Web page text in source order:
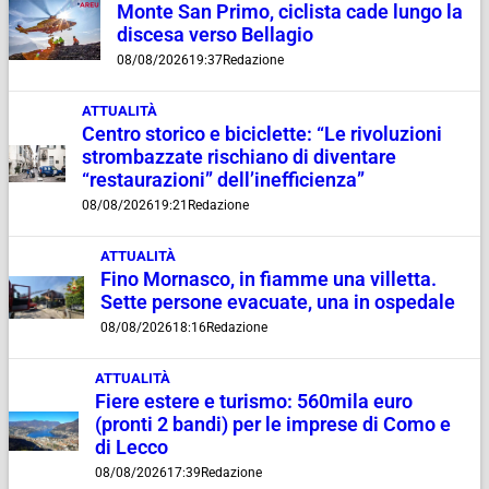
Monte San Primo, ciclista cade lungo la
discesa verso Bellagio
08/08/202619:37Redazione
ATTUALITÀ
Centro storico e biciclette: “Le rivoluzioni
strombazzate rischiano di diventare
“restaurazioni” dell’inefficienza”
08/08/202619:21 Redazione
ATTUALITÀ
Fino Mornasco, in fiamme una villetta.
Sette persone evacuate, una in ospedale
08/08/202618:16Redazione
ATTUALITÀ
Fiere estere e turismo: 560mila euro
(pronti 2 bandi) per le imprese di Como e
di Lecco
08/08/202617:39 Redazione